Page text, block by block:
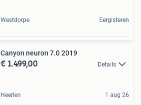
Westdorpe Eergisteren
Canyon neuron 7.0 2019
€ 1.499,00 Details
Heerlen 1 aug 26